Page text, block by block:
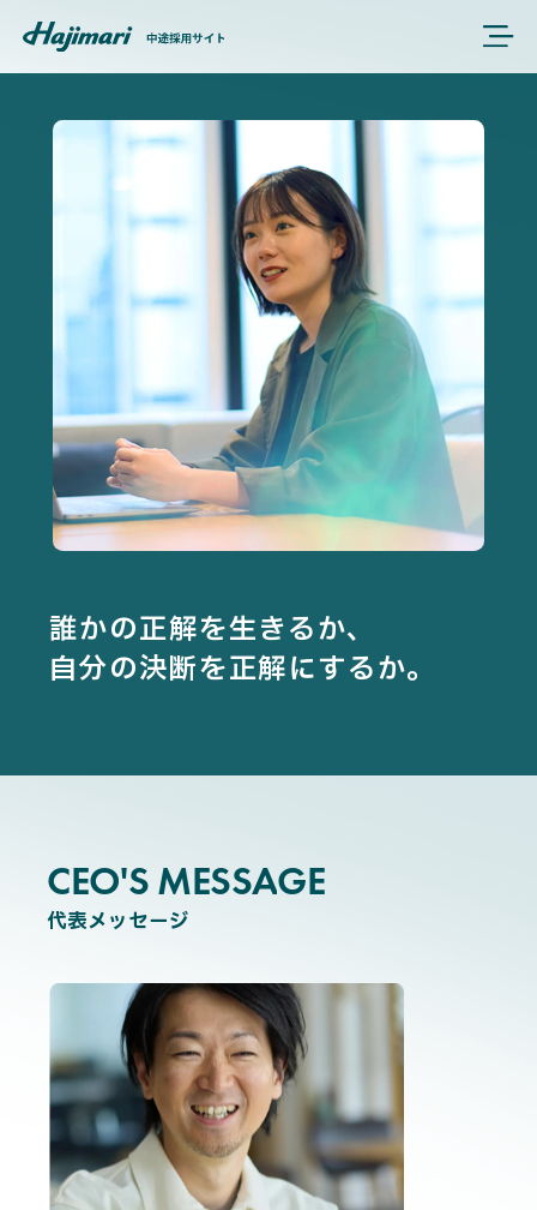
CEO'S MESSAGE
FEATURE
SERVICES
ENTRY
ENTRY
Security Action
誰かの正解を生きるか、
自分の決断を正解にするか。
CEO'S MESSAGE
CEO'SMESSAGE
代表メッセージ